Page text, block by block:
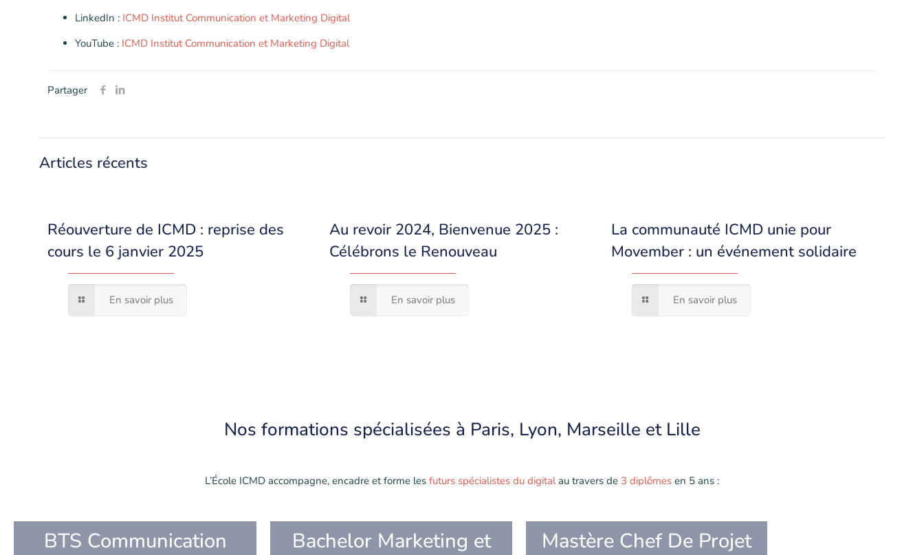
LinkedIn : ICMD Institut Communication et Marketing Digital
YouTube : ICMD Institut Communication et Marketing Digital
Partager
Articles récents
Réouverture de ICMD : reprise des
cours le 6 janvier 2025
En savoir plus
Au revoir 2024, Bienvenue 2025 :
Célébrons le Renouveau
En savoir plus
La communauté ICMD unie pour
Movember : un événement solidaire
En savoir plus
Nos formations spécialisées à Paris, Lyon, Marseille et Lille
L’École ICMD accompagne, encadre et forme les futurs spécialistes du digitalau travers de 3 diplômes en 5 ans :
BTS Communication
Bachelor Marketing et
Mastère Chef De Projet